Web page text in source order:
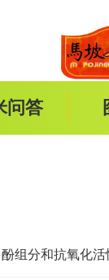
问答
组分和抗氧化活